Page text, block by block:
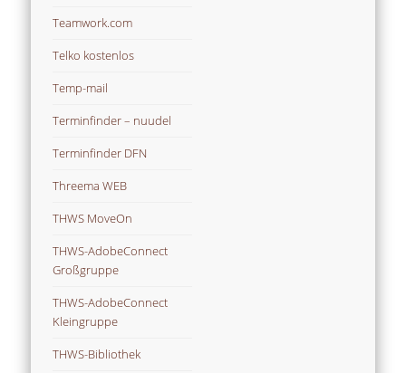
Teamwork.com
Telko kostenlos
Temp-mail
Terminfinder – nuudel
Terminfinder DFN
Threema WEB
THWS MoveOn
THWS-AdobeConnect
Großgruppe
THWS-AdobeConnect
Kleingruppe
THWS-Bibliothek